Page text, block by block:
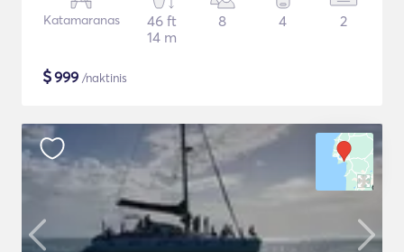
Katamaranas
46 ft
14 m
8 4 2
$999 /naktinis